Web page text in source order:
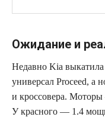
Ожидание и
Недавно Kia выкатила
универсал Proceed, а
и кроссовера.
У красного — 1.4